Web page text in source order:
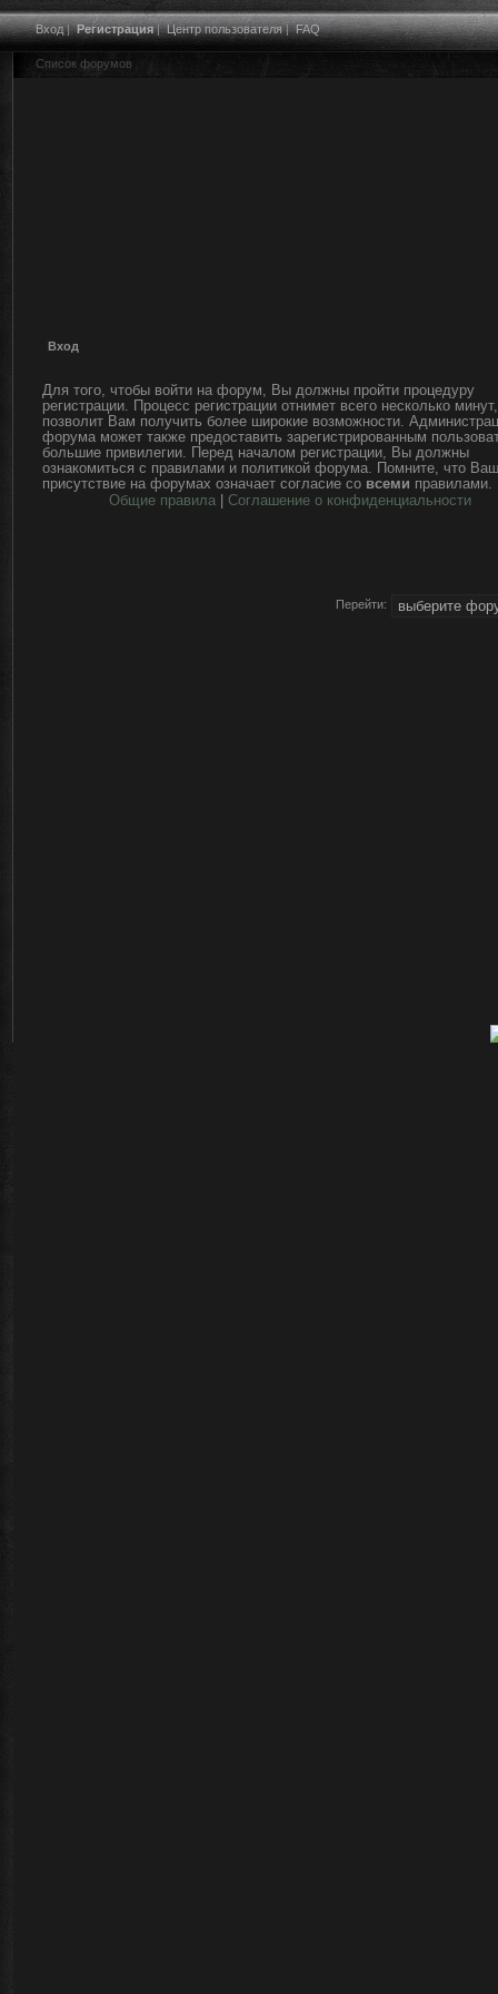
Вход|Регистрация|Центр пользователя|FAQ
Список форумов
Вход
Для того, чтобы войти на форум, Вы должны пройти процедуру
регистрации. Процесс регистрации отнимет всего несколько
позволит Вам получить более широкие возможности.
форума может также предоставить зарегистрированным
большие привилегии. Перед началом регистрации, Вы должны
ознакомиться с правилами и политикой форума. Помните, что
присутствие на форумах означает согласие со всеми правилами.
Общие правила
Соглашение о конфиденциальности
Перейти: